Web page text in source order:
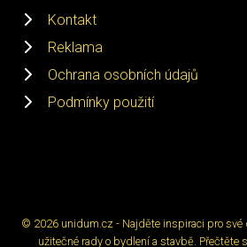
Kontakt
Reklama
Ochrana osobních údajů
Podmínky použití
© 2026 unidum.cz - Najděte inspiraci pro své
užitečné rady o bydlení a stavbě. Přečtěte